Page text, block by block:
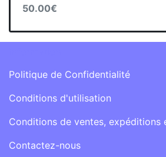
50.00€
Politique de Confidentialité
Conditions d'utilisation
Conditions de ventes, expéditions
Contactez-nous